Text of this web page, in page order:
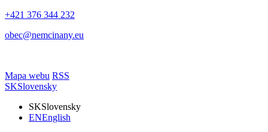
+421 376 344 232
obec@nemcinany.eu
Mapa webu RSS
SKSlovensky
SKSlovensky
ENEnglish